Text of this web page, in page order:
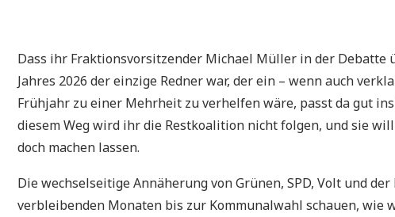
Dass ihr Fraktionsvorsitzender Michael Müller in der Debatte
Jahres 2026 der einzige Redner war, der ein – wenn auch
Frühjahr zu einer Mehrheit zu verhelfen wäre, passt da gut
diesem Weg wird ihr die Restkoalition nicht folgen, und sie
doch machen lassen.
Die wechselseitige Annäherung von Grünen, SPD, Volt und
verbleibenden Monaten bis zur Kommunalwahl schauen, wie